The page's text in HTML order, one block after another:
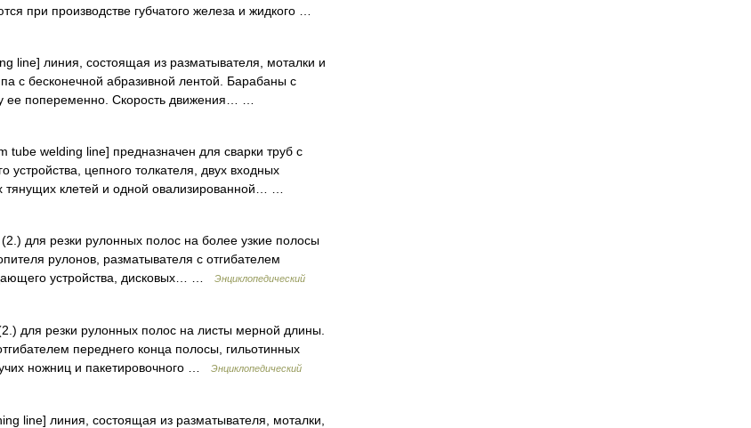
при производстве губчатого железа и жидкого …
line] линия, состоящая из разматывателя, моталки и
с бесконечной абразивной лентой. Барабаны с
ее попеременно. Скорость движения… …
tube welding line] предназначен для сварки труб с
цепного толкателя, двух входных
тянущих клетей и одной овализированной… …
для резки рулонных полос на более узкие полосы
рулонов, разматывателя с отгибателем
устройства, дисковых… …
Энциклопедический
для резки рулонных полос на листы мерной длины.
переднего конца полосы, гильотинных
ножниц и пакетировочного …
Энциклопедический
line] линия, состоящая из разматывателя, моталки,